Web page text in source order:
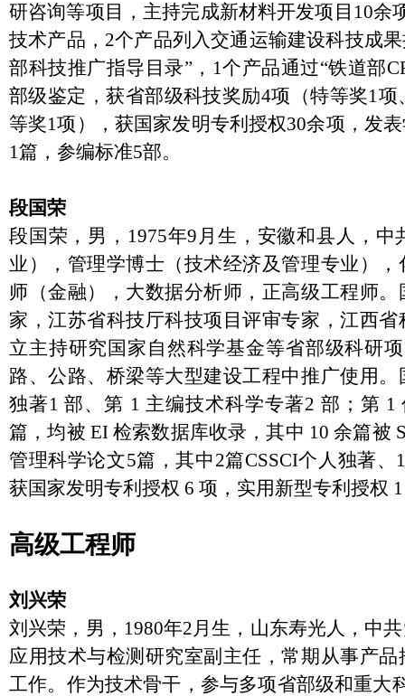
研咨询等项目，主持完成新材料开发项目10余
技术产品，2个产品列入交通运输建设科技成
部科技推广指导目录”，1个产品通过“铁道部
部级鉴定，获省部级科技奖励4项（特等奖1
等奖1项），获国家发明专利授权30余项，发
1篇，参编标准5部。
段国荣
段国荣，男， 1975年9月生，安徽和县人，
业），管理学博士（技术经济及管理专业）
师（金融），大数据分析师，正高级工程师
家，江苏省科技厅科技项目评审专家，江西
立主持研究国家自然科学基金等省部级科研
路、公路、桥梁等大型建设工程中推广使用
独著1 部、第 1 主编技术科学专著2 部；第
篇，均被 EI 检索数据库收录 ，其中 10 余篇被
管理科学论文5篇，其中2篇CSSCI个人独著
获国家发明专利授权 6 项，实用新型专利授权
高级工程师
刘兴荣
刘兴荣，男，1980年2月生，山东寿光人，中
应用技术与检测研究室副主任，常期从事产
工作。作为技术骨干，参与多项省部级和重大